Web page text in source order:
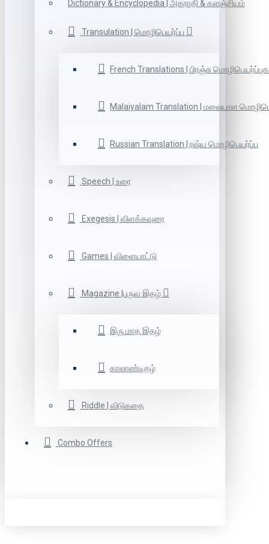
Dictionary & Encyclopedia | அகராதி & களஞ்சியம்
Transulation | மொழிபெயர்ப்பு
French Translations | பிரஞ்சு
Malaiyalam Translation | மலையாள
Russian Translation | ரஷ்ய மொழிபெயர்ப்பு
Speech | உரை
Exegesis | விளக்கவுரை
Games | விளையாட்டு
Magazine |பருவ இதழ்
இரு மாத இதழ்
காலாண்டிதழ்
Riddle | விடுகதை
Combo Offers